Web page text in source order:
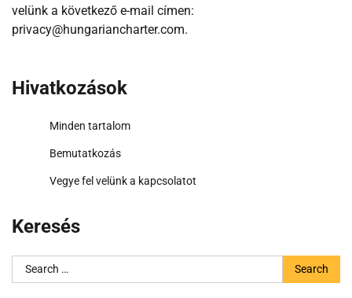
velünk a következő e-mail címen:
privacy@hungariancharter.com.
Hivatkozások
Minden tartalom
Bemutatkozás
Vegye fel velünk a kapcsolatot
Keresés
Search
for: